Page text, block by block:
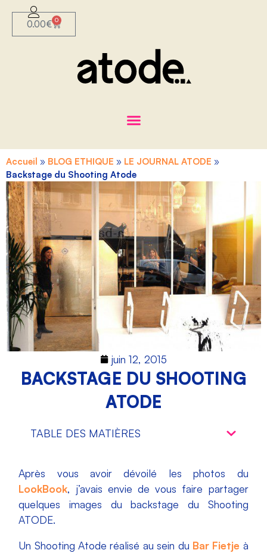
0.00€ 0
Accueil » BLOG ETHIQUE » LE JOURNAL ATODE »
Backstage du Shooting Atode
juin 12, 2015
BACKSTAGE DU SHOOTING
ATODE
TABLE DES MATIÈRES
Après vous avoir dévoilé les photos du
LookBook, j’avais envie de vous faire partager
quelques images du backstage du Shooting
ATODE.
Un Shooting Atode réalisé au sein du Bar Fietje à